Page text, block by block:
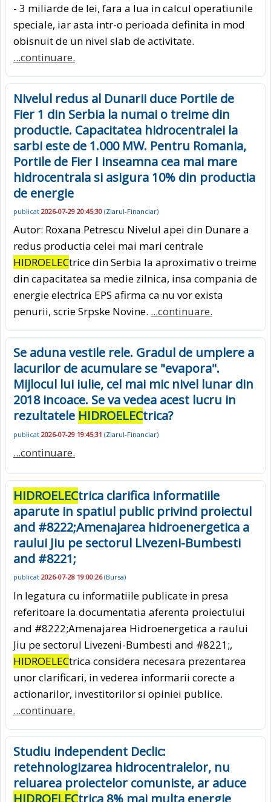
- 3 miliarde de lei, fara a lua in calcul operatiunile
speciale, iar asta intr-o perioada definita in mod
obisnuit de un nivel slab de activitate.
...continuare.
Nivelul redus al Dunarii duce Portile de
Fier 1 din Serbia la numai o treime din
productie. Capacitatea hidrocentralei la
sarbi este de 1.000 MW. Pentru Romania,
Portile de Fier I inseamna cea mai mare
hidrocentrala si asigura 10% din productia
de energie
publicat 2026-07-29 20:45:30 (Ziarul-Financiar)
Autor: Roxana Petrescu Nivelul apei din Dunare a
redus productia celei mai mari centrale
HIDROELECtrice din Serbia la aproximativ o treime
din capacitatea sa medie zilnica, insa compania de
energie electrica EPS afirma ca nu vor exista
penurii, scrie Srpske Novine. ...continuare.
Se aduna vestile rele. Gradul de umplere a
lacurilor de acumulare se "evapora".
Mijlocul lui iulie, cel mai mic nivel lunar din
2018 incoace. Se va vedea acest lucru in
rezultatele HIDROELECtrica?
publicat 2026-07-29 19:45:31 (Ziarul-Financiar)
...continuare.
HIDROELECtrica clarifica informatiile
aparute in spatiul public privind proiectul
and #8222;Amenajarea hidroenergetica a
raului Jiu pe sectorul Livezeni-Bumbesti
and #8221;
publicat 2026-07-28 19:00:26(Bursa)
In legatura cu informatiile publicate in presa
referitoare la documentatia aferenta proiectului
and #8222;Amenajarea Hidroenergetica a raului
Jiu pe sectorul Livezeni-Bumbesti and #8221;,
HIDROELECtrica considera necesara prezentarea
unor clarificari, in vederea informarii corecte a
actionarilor, investitorilor si opiniei publice.
...continuare.
Studiu independent Declic:
retehnologizarea hidrocentralelor, nu
reluarea proiectelor comuniste, ar aduce
HIDROELECtrica 8% mai multa energie